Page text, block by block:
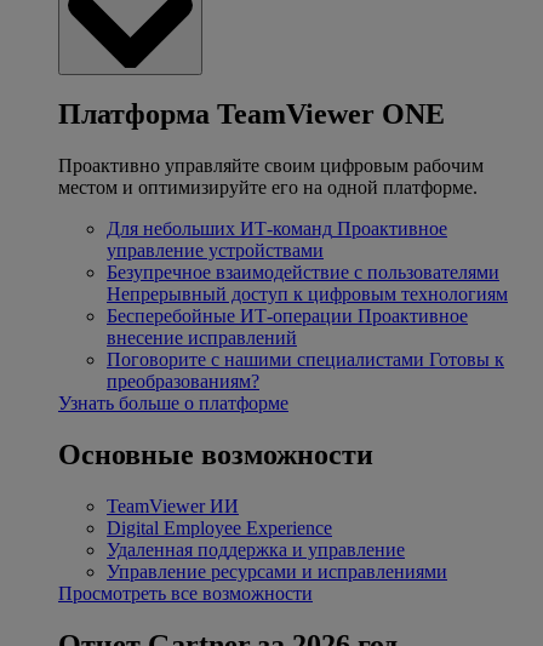
Платформа TeamViewer ONE
Проактивно управляйте своим цифровым рабочим
местом и оптимизируйте его на одной платформе.
Для небольших ИТ-команд Проактивное
управление устройствами
Безупречное взаимодействие с пользователями
Непрерывный доступ к цифровым технологиям
Бесперебойные ИТ-операции Проактивное
внесение исправлений
Поговорите с нашими специалистами Готовы к
преобразованиям?
Узнать больше о платформе
Основные возможности
TeamViewer ИИ
Digital Employee Experience
Удаленная поддержка и управление
Управление ресурсами и исправлениями
Просмотреть все возможности